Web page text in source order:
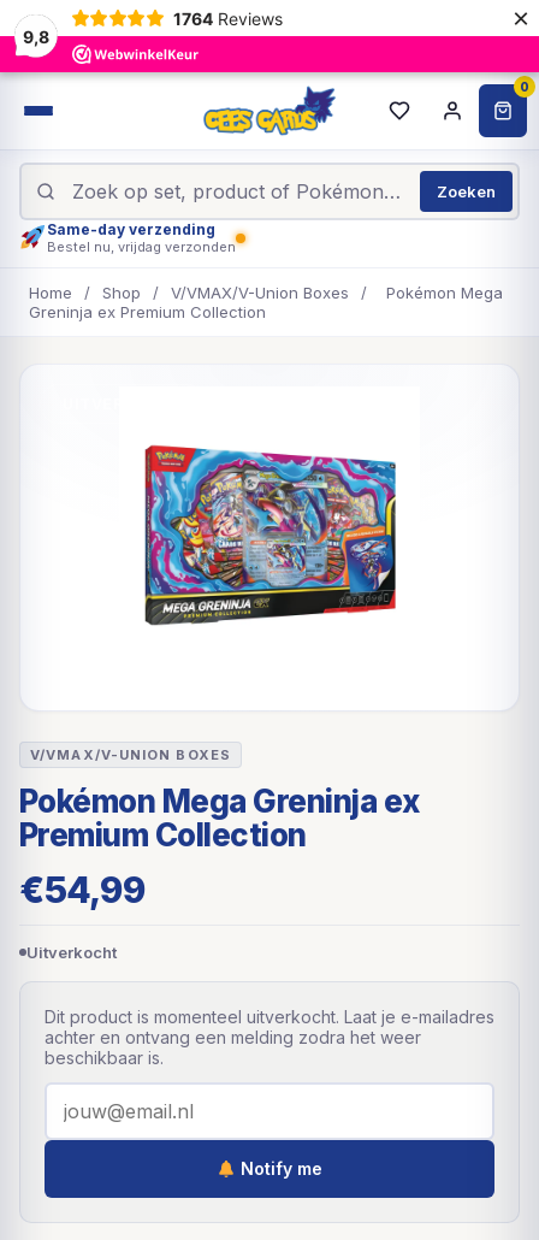
9,8
1764 Reviews ×
0
Zoeken
Same-day verzending
Bestel nu, vrijdag verzonden
Home / Shop / V/VMAX/V-Union Boxes /
Pokémon Mega
Greninja ex Premium Collection
V/VMAX/V-UNION BOXES
Pokémon Mega Greninja ex
Premium Collection
€54,99
Uitverkocht
Dit product is momenteel uitverkocht. Laat je e-mailadres
achter en ontvang een melding zodra het weer
beschikbaar is.
Notify me